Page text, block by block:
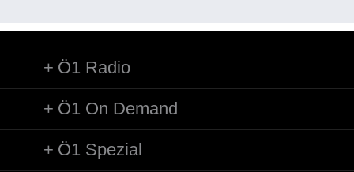
Besatzungsmächte
Frauen, Mütter, Kinder
Ö1 Radio
Ö1 On Demand
Ö1 Spezial